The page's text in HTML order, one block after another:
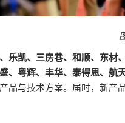
乐凯、三房巷、和顺、东材
、粤辉、丰华、泰得思、
品与技术方案。届时，新